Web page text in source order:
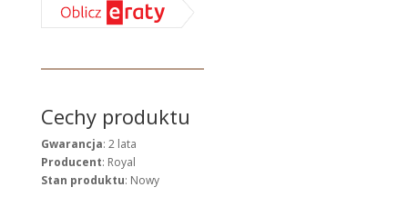
Cechy produktu
Gwarancja: 2 lata
Producent: Royal
Stan produktu: Nowy